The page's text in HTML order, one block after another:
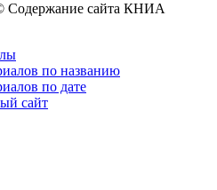
Содержание сайта КНИА
по названию
по дате
сайт